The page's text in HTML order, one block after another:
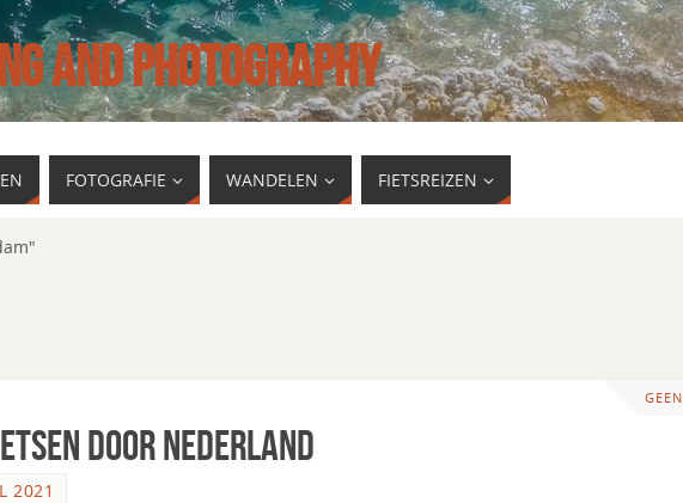
AND PHOTOGRAPHY
FOTOGRAFIE WANDELEN FIETSREIZEN
door Nederland
2021